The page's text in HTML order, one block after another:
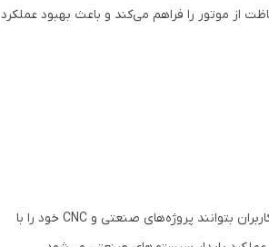
از موتور را فراهم می‌کند و باعث بهبود عملکرد
فروشگاه Parsiscnc این درایو را با کیفیت اورجینال و پشتیبانی فنی ارائه می‌دهد تا کاربران بتوانند پروژه‌های صنعتی و CNC خود را با